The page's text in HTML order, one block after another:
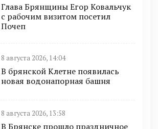
Глава Брянщины Егор Ковальчук
с рабочим визитом посетил
Почеп
8 августа 2026, 14:04
В брянской Клетне появилась
новая водонапорная башня
8 августа 2026, 13:58
В Брянске прошло праздничное